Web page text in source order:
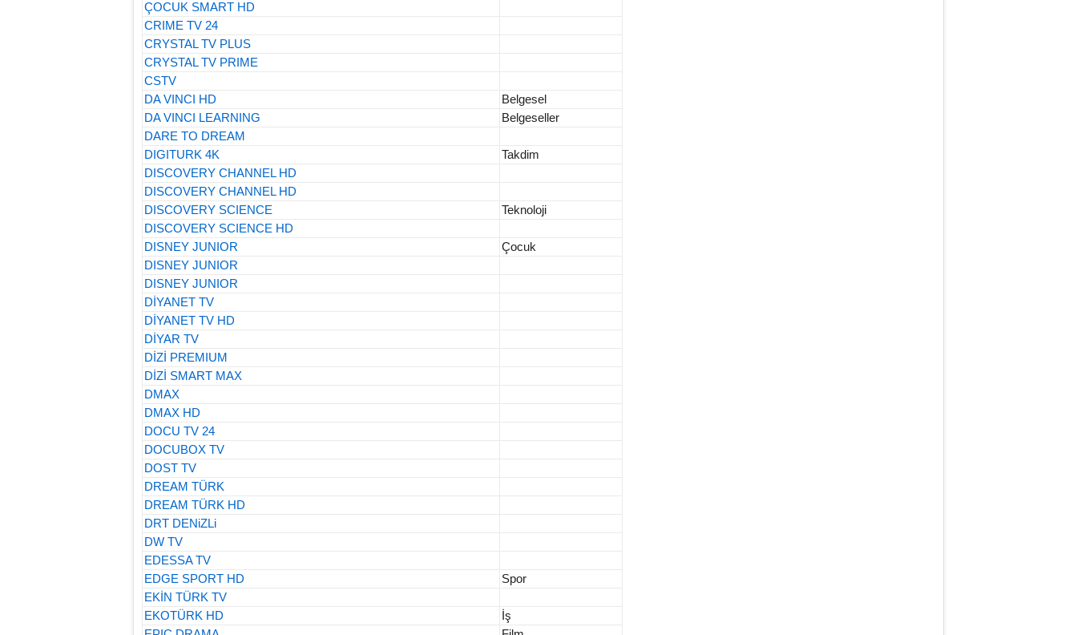
ÇOCUK SMART HD
CRIME TV 24
CRYSTAL TV PLUS
CRYSTAL TV PRIME
CSTV
DA VINCI HD
Belgesel
DA VINCI LEARNING
Belgeseller
DARE TO DREAM
DIGITURK 4K
Takdim
DISCOVERY CHANNEL HD
DISCOVERY CHANNEL HD
DISCOVERY SCIENCE
Teknoloji
DISCOVERY SCIENCE HD
DISNEY JUNIOR
Çocuk
DISNEY JUNIOR
DISNEY JUNIOR
DİYANET TV
DİYANET TV HD
DİYAR TV
DİZİ PREMIUM
DİZİ SMART MAX
DMAX
DMAX HD
DOCU TV 24
DOCUBOX TV
DOST TV
DREAM TÜRK
DREAM TÜRK HD
DRT DENiZLi
DW TV
EDESSA TV
EDGE SPORT HD
Spor
EKİN TÜRK TV
EKOTÜRK HD
İş